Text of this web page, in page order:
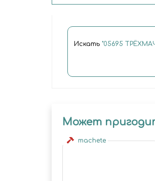
Искать "05695
Может
machete